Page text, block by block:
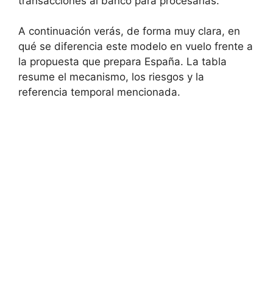
A continuación verás, de forma muy clara, en
qué se diferencia este modelo en vuelo frente a
la propuesta que prepara España. La tabla
resume el mecanismo, los riesgos y la
referencia temporal mencionada.